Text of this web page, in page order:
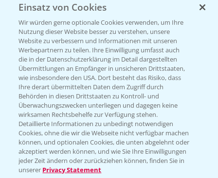
Beratung auf WhatsApp
T.+49 (0)174 346 564 1
KONTAKT
Hilfe in Notfällen
T.+49 (0)214/30-20220
Folgen Sie uns
Einsatz von Cookies
Wir würden gerne optionale Cookies verwenden, um Ihre
Nutzung dieser Website besser zu verstehen, unsere
Website zu verbessern und Informationen mit unseren
Werbepartnern zu teilen. Ihre Einwilligung umfasst auch
die in der Datenschutzerklärung im Detail dargestellten
Übermittlungen an Empfänger in unsicheren Drittstaaten,
wie insbesondere den USA. Dort besteht das Risiko, dass
Ihre derart übermittelten Daten dem Zugriff durch
Behörden in diesen Drittstaaten zu Kontroll- und
Überwachungszwecken unterliegen und dagegen keine
wirksamen Rechtsbehelfe zur Verfügung stehen.
Detaillierte Informationen zu unbedingt notwendigen
Cookies, ohne die wir die Webseite nicht verfügbar machen
können, und optionalen Cookies, die unten abgelehnt oder
akzeptiert werden können, und wie Sie Ihre Einwilligungen
jeder Zeit ändern oder zurückziehen können, finden Sie in
unserer Privacy Statement